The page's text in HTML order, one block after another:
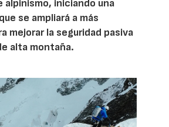
alpinismo, iniciando una
se ampliará a más
mejorar la seguridad pasiva
alta montaña.